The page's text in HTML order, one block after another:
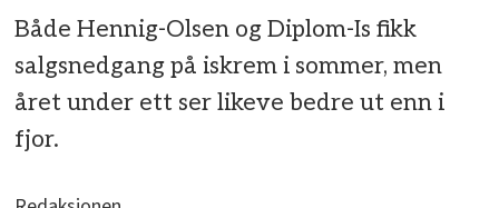
Både Hennig-Olsen og Diplom-Is fikk
salgsnedgang på iskrem i sommer, men
året under ett ser likeve bedre ut enn i
fjor.